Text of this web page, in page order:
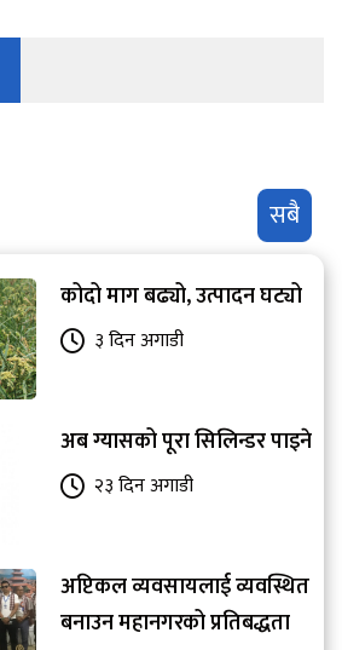
सबै
कोदो माग बढ्यो, उत्पादन घट्यो
३ दिन अगाडी
अब ग्यासको पूरा सिलिन्डर पाइने
२३ दिन अगाडी
अप्टिकल व्यवसायलाई व्यवस्थित
बनाउन महानगरको प्रतिबद्धता